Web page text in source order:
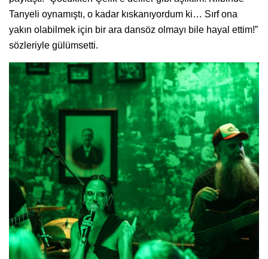
Tanyeli oynamıştı, o kadar kıskanıyordum ki… Sırf ona
yakın olabilmek için bir ara dansöz olmayı bile hayal ettim!”
sözleriyle gülümsetti.